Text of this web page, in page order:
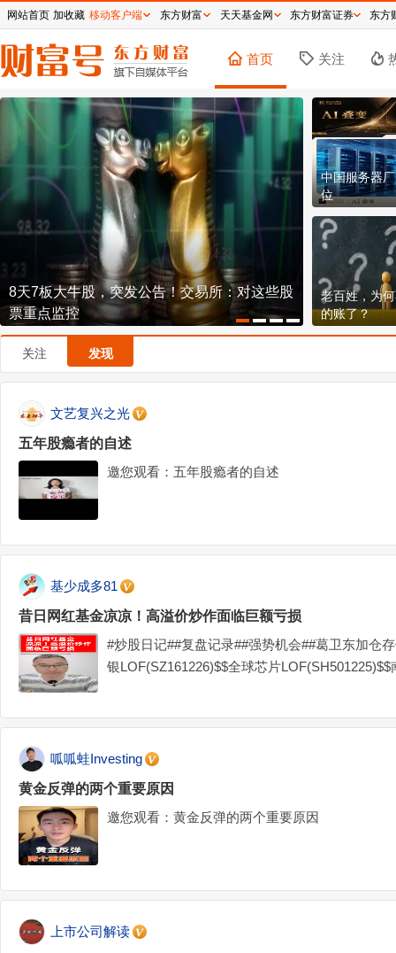
首页 关注
寒武纪业绩炸裂，但163倍PE的寒王到底贵不
贵？
说好十年不
一？
中国服务器
位
老百姓，为
的账了？
关注 发现
文艺复兴之光
五年股瘾者的自述
邀您观看：五年股瘾者的自述
基少成多81
昔日网红基金凉凉！高溢价炒作面临巨额亏损
#炒股日记##复盘记录##强势机会##葛卫东加仓
银LOF(SZ161226)$$全球芯片
呱呱蛙Investing
黄金反弹的两个重要原因
邀您观看：黄金反弹的两个重要原因
上市公司解读
网站首页 加收藏 移动客户端 东方财富 天天基金网 东方财富证券 东方